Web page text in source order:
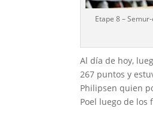
Etape 8 –
Al día de hoy,
267 puntos y
Philipsen quien
Poel luego de los